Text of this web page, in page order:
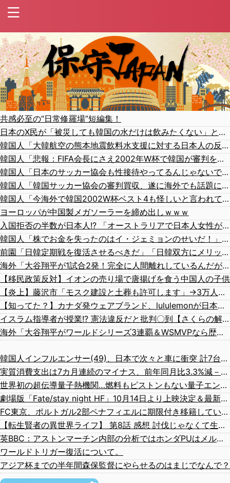
共感必至の“日常修羅場”短編集！
日本のX民が「被災しても韓国の水だけは飲みたくない」と投稿したのが韓国にバレてしまうw
韓国人「大韓航空の熊本地震飲料水支援に対する日本人の反応をご覧ください・・・」→「」
韓国人「悲報：FIFA会長にさえ2002年W杯で韓国が審判を買収していたと思われていた模様…（ﾌﾞﾙﾌﾞﾙ」＝韓国の反応
韓国人「日本のサッカー協会も性接待やってるんじゃないですか？」
韓国人「韓国サッカー協会の審判買収、遂に海外でも話題に…」→「2002年の栄光まで疑われる…（ﾌﾞﾙﾌﾞﾙ」＝韓国の反応
韓国人「今海外で韓国2002W杯ベスト4も怪しいと言われてるよ！性接待がバレちゃったからね」
ヨーロッパが中国製メガソーラーを締め出しｗｗｗ
入国拒否の半数が日本人!? 「オーストラリアで日本人女性が売春」
韓国人「株でお金を失ったのはイ・ジェミョンのせいだ！」として支持率が右肩下がりに……まあ、本当にその側面があるので救えないんですが
前園「日韓定期戦を復活させるべきだ」「日韓双方にメリットがある」……日本へのメリットがなにもないんですが、それは
海外「大谷翔平が1試合2発！完全に人間離れしているんだが…」
【移民政策反対】イオンの売り場で唐揚げを食う中国人の子供
【炎上】藤沢市「モスク建設と土葬も許可します」→3万人の反対署名も却下
【知ってた？】カナダ発ウェアブランド、lululemonが日本でオープン→店名は日本差別からできた？
イスラム指導者が授業!? 憲法違反だと批判〇到【さくらの解説】
海外「大谷翔平がワールドシリーズ3連覇＆WSMVPなら歴代何位？海外ファンの答えがこちら」
韓国人インフルエンサー(49)、日本で次々と車に衝突 計7台巻き込み 八王子
実質消費支出は7カ月連続のマイナス、前年同月比3.3%減－6月
世界初の超伝導量子熱機関…燃料もピストンもない量子エンジンが回った！
劇場版「Fate/stay night HF」10月14日より上映決定＆最新キービジュアル公開！ワカメがライバルっぽくて格好いいぞ―！
FC東京、ポルトガル2部ペナフィエルに期限付き移籍していたMF安斎颯馬の復帰を発表 「自分にできることを精一杯頑張ります」
【転生賢者の異世界ライフ】 第8話 感想 討伐じゃなくて生態系破壊（定期【第二の職業を得て、世界最強になりました】
英BBC：アストンマーチン内部の分析ではホンダPUはメルセデスからラップ1.5秒遅れらしい
ワールドトリガー復活について。
アジア杯までの半年間森保監督にやらせるのはまじでなんで？